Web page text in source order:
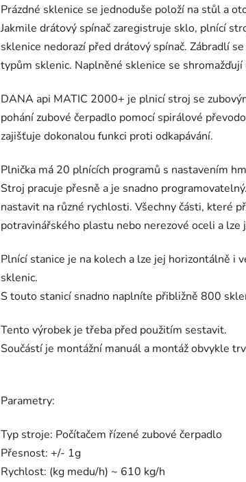
Prázdné sklenice se jednoduše položí na stůl a
Jakmile drátový spínač zaregistruje sklo, plnící
sklenice nedorazí před drátový spínač. Zábradlí
typům sklenic. Naplněné sklenice se
DANA api MATIC 2000+ je plnicí stroj se
pohání zubové čerpadlo pomocí spirálové
zajišťuje dokonalou funkci proti odkapávání.
Plnička má 20 plnících programů s nastavením
Stroj pracuje přesně a je snadno
nastavit na různé rychlosti. Všechny části, které
potravinářského plastu nebo nerezové oceli a lze
Plnící stanice je na kolech a lze jej horizontálně i
sklenic.
S touto stanicí snadno naplníte přibližně 800
Tento výrobek je třeba před použitím sestavit.
Součástí je montážní manuál a montáž obvykle
Parametry:
Typ stroje: Počítačem řízené zubové čerpadlo
Přesnost: +/- 1g
Rychlost: (kg medu/h) ~ 610 kg/h